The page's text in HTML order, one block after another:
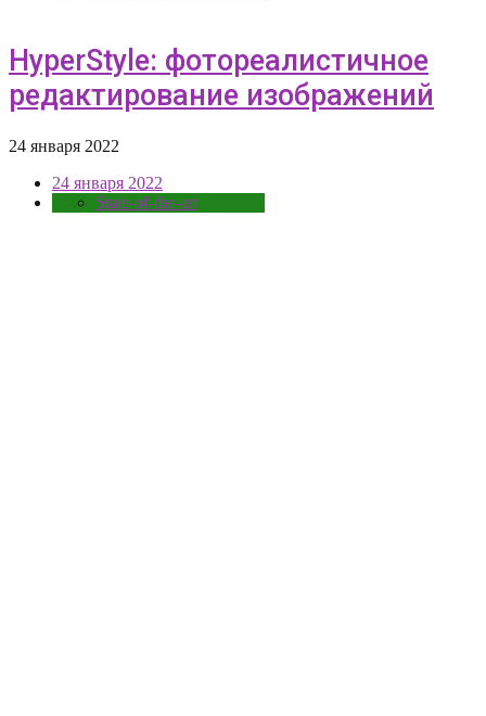
HyperStyle: фотореалистичное
редактирование изображений
24 января 2022
24 января 2022
State-of-the-art